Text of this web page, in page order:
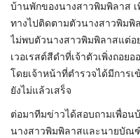
บ้านพักของนางสาวพิมพิลาส
ทางไปติดตามตัวนางสาวพิมพิ
ไม่พบตัวนางสาวพิมพิลาสแต่อ
เวอเรสต์สีดำที่เจ้าตัวเพิ่งถอ
โดยเจ้าหน้าที่ตำรวจได้มีการ
ยังไม่แล้วเสร็จ
ต่อมาทีมข่าวได้สอบถามเพื่อน
นางสาวพิมพิลาสและนายบัณ